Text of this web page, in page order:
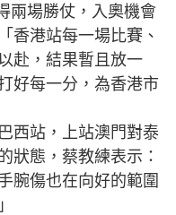
兩場勝仗，入奧機會
香港站每一場比賽、
赴，結果暫且放一
好每一分，為香港市
站，上站澳門對泰
狀態，蔡教練表示：
腕傷也在向好的範圍